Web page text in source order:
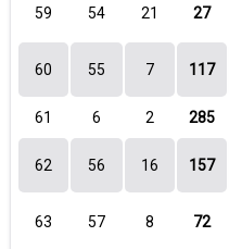
59 54 21 27
60 55 7 117
61
6 2 285
62 56 16 157
63 57 8 72